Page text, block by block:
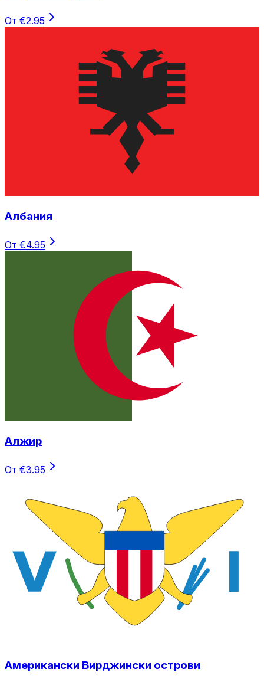
От €2.95
Албания
От €4.95
Алжир
От €3.95
Американски Вирджински острови